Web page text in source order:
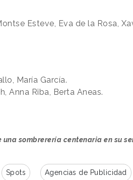
Esteve, Eva de la Rosa,
María García.
Anna Riba, Berta Aneas.
sombrerería centenaria en su
Spots Agencias de Publicidad